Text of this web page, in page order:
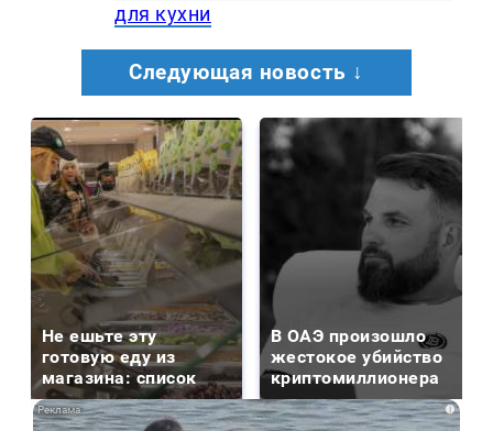
для кухни
Следующая новость ↓
Не ешьте эту
готовую еду из
магазина: список
В ОАЭ произошло
жестокое убийство
криптомиллионера
i